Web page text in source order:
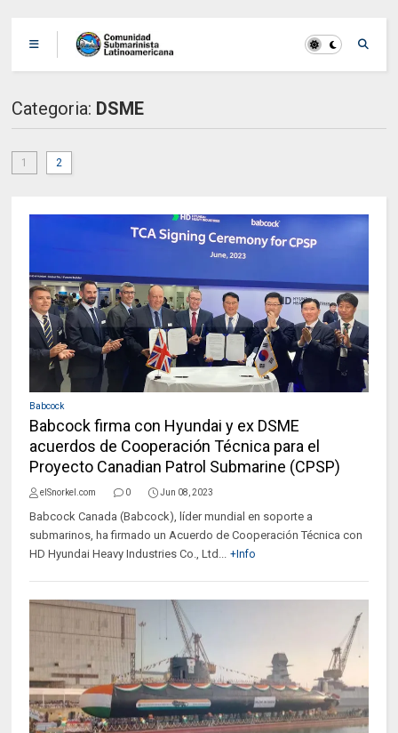
Categoria: DSME
1 2
Babcock
Babcock firma con Hyundai y ex DSME
acuerdos de Cooperación Técnica para el
Proyecto Canadian Patrol Submarine (CPSP)
elSnorkel.com 0 Jun 08, 2023
Babcock Canada (Babcock), líder mundial en soporte a
submarinos, ha firmado un Acuerdo de Cooperación Técnica con
HD Hyundai Heavy Industries Co., Ltd... +Info